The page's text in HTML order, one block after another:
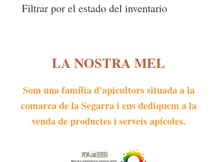
Filtrar por el estado del inventario
LA NOSTRA MEL
Som una família d'apicultors situada a la
comarca de la Segarra i ens dediquem a la
venda de productes i serveis apícoles.